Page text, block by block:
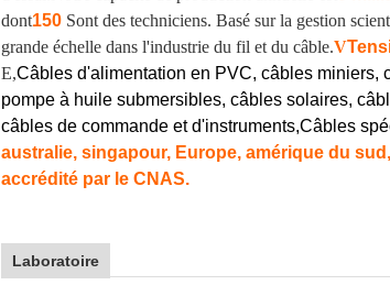
dont150 Sont des techniciens. Basé sur la gestion
grande échelle dans l'industrie du fil et du câble.V
E,Câbles d'alimentation en PVC, câbles miniers,
pompe à huile submersibles, câbles solaires,
câbles de commande et d'instruments,Câbles
australie, singapour, Europe, amérique du
accrédité par le CNAS.
Laboratoire